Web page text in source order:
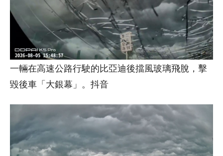
一輛在高速公路行駛的比亞迪後擋風玻璃飛脫，擊
毀後車「大銀幕」。抖音